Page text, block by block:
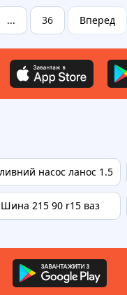
... 36 Вперед
насос ланос 1.5
Шина 215 90 r15 ваз